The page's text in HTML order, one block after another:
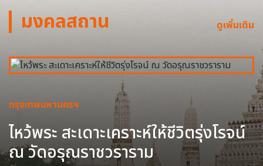
มงคลสถาน ดูเพิ่มเติม
กรุงเทพมหานครฯ
ไหว้พระ สะเดาะเคราะห์ให้ชีวิตรุ่งโรจน์
ณ วัดอรุณราชวราราม